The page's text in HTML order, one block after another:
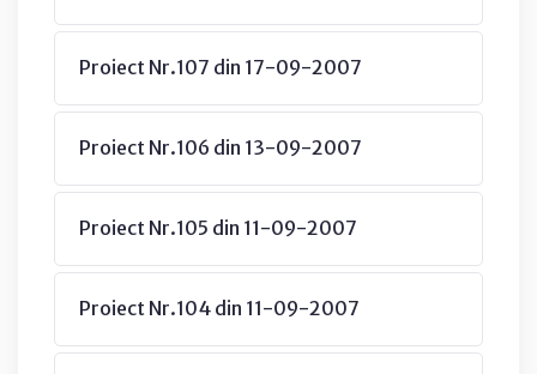
Proiect Nr.107 din 17-09-2007
Proiect Nr.106 din 13-09-2007
Proiect Nr.105 din 11-09-2007
Proiect Nr.104 din 11-09-2007